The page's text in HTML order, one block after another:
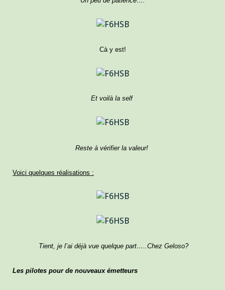
Cà y est!
Et voilà la self
Reste à vérifier la valeur!
Voici quelques réalisations :
Tient, je l’ai déjà vue quelque part…..Chez Geloso?
Les pilotes pour de nouveaux émetteurs